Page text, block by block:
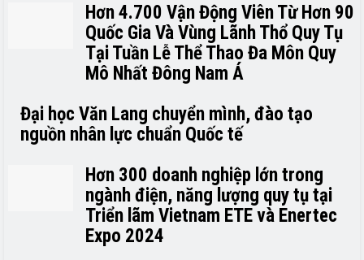
Hơn 4.700 Vận Động Viên Từ Hơn 90
Quốc Gia Và Vùng Lãnh Thổ Quy Tụ
Tại Tuần Lễ Thể Thao Đa Môn Quy
Mô Nhất Đông Nam Á
Đại học Văn Lang chuyển mình, đào tạo
nguồn nhân lực chuẩn Quốc tế
Hơn 300 doanh nghiệp lớn trong
ngành điện, năng lượng quy tụ tại
Triển lãm Vietnam ETE và Enertec
Expo 2024